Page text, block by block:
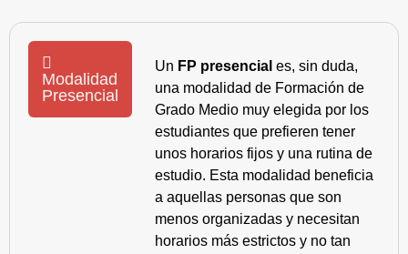
Modalidad
Presencial
Un FP presencial es, sin duda,
una modalidad de Formación de
Grado Medio muy elegida por los
estudiantes que prefieren tener
unos horarios fijos y una rutina de
estudio. Esta modalidad beneficia
a aquellas personas que son
menos organizadas y necesitan
horarios más estrictos y no tan